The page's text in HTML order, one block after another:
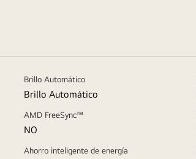
Brillo Automático
Brillo Automático
AMD FreeSync™
NO
Ahorro inteligente de energía